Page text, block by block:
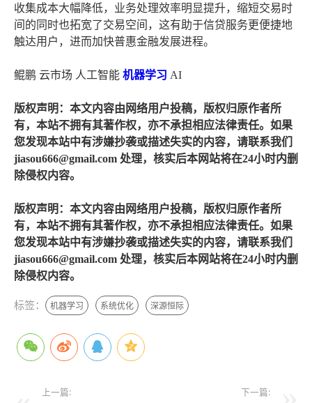
收集成本大幅降低，业务处理效率明显提升，缩短交易时
间的同时也拓宽了交易空间，这有助于信贷服务更便捷地
触达用户，进而加快普惠金融发展进程。
鲲鹏 云市场 人工智能 机器学习 AI
版权声明：本文内容由网络用户投稿，版权归原作者所
有，本站不拥有其著作权，亦不承担相应法律责任。如果
您发现本站中有涉嫌抄袭或描述失实的内容，请联系我们
jiasou666@gmail.com 处理，核实后本网站将在24小时内删
除侵权内容。
版权声明：本文内容由网络用户投稿，版权归原作者所
有，本站不拥有其著作权，亦不承担相应法律责任。如果
您发现本站中有涉嫌抄袭或描述失实的内容，请联系我们
jiasou666@gmail.com 处理，核实后本网站将在24小时内删
除侵权内容。
标签： 机器学习 系统优化 深源恒际
上一篇: 下一篇: